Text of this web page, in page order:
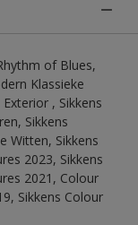
of Blues,
Klassieke
, Sikkens
Sikkens
Witten, Sikkens
2023, Sikkens
2021, Colour
Sikkens Colour